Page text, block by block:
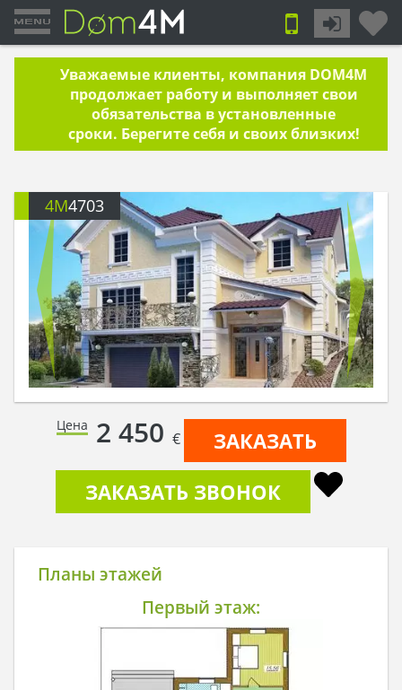
Уважаемые клиенты, компания DOM4M
продолжает работу и выполняет свои
обязательства в установленные
сроки. Берегите себя и своих близких!
4M4703
Цена 2 450 €
ЗАКАЗАТЬ
ЗАКАЗАТЬ ЗВОНОК
Планы этажей
Первый этаж: